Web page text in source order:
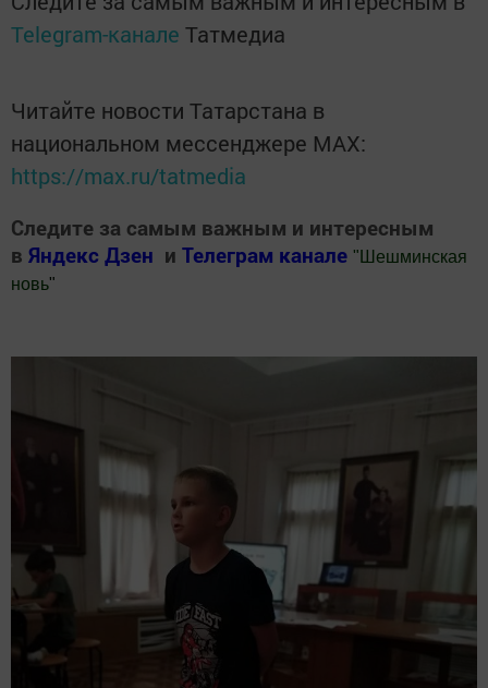
Telegram-канале Татмедиа
Читайте новости Татарстана в
национальном мессенджере MАХ:
https://max.ru/tatmedia
Следите за самым важным и интересным
в Яндекс Дзен и Телеграм канале " Шешминская
новь"